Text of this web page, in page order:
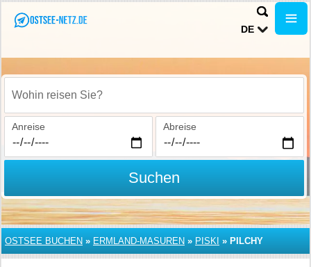
DE
Wohin reisen Sie?
Anreise Abreise
Suchen
OSTSEE BUCHEN » ERMLAND-MASUREN » PISKI » PILCHY